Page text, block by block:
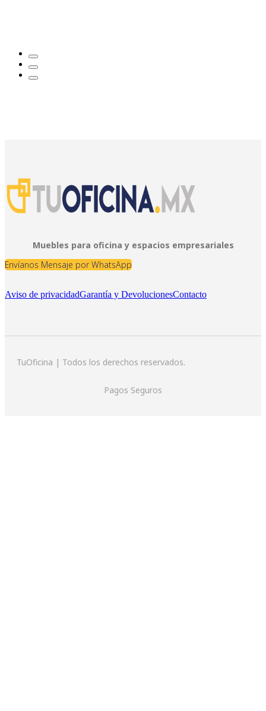
Muebles para oficina y espacios empresariales
Envíanos Mensaje por WhatsApp
Aviso de privacidadGarantía y DevolucionesContacto
TuOficina | Todos los derechos reservados.
Pagos Seguros